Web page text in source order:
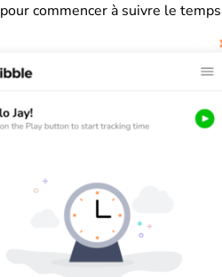
pour commencer à suivre le